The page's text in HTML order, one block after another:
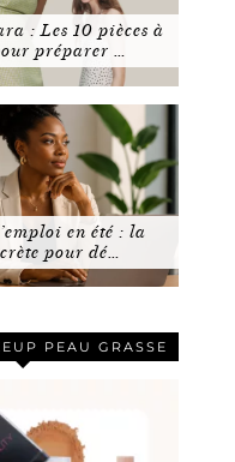
: Les 10 pièces à
préparer …
en été : la
pour dé…
PEAU GRASSE